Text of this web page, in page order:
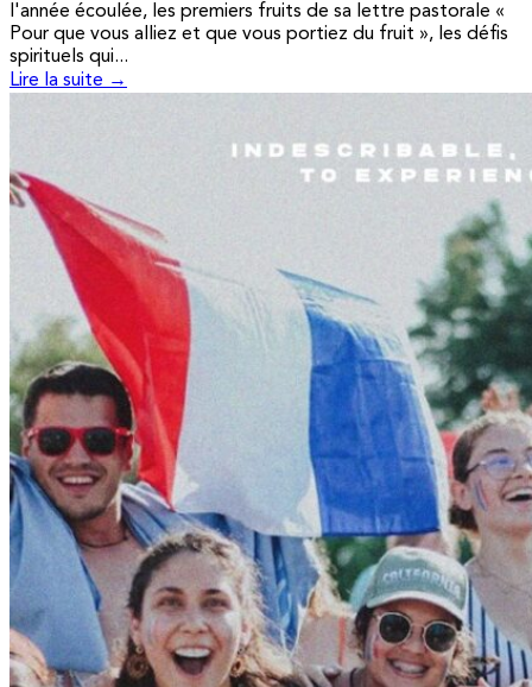
l'année écoulée, les premiers fruits de sa lettre pastorale «
Pour que vous alliez et que vous portiez du fruit », les défis
spirituels qui...
Lire la suite →